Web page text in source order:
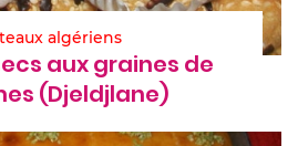
algériens
aux graines de
(Djeldjlane)